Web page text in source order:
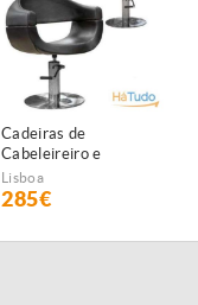
Cadeiras de
Cabeleireiro e
Estetica
Lisboa
285€